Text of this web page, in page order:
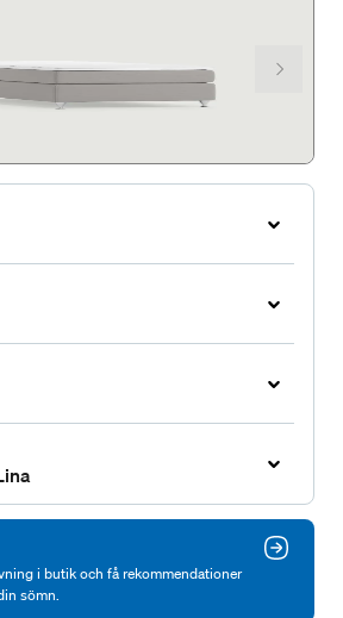
i butik och få rekommendationer
sömn.